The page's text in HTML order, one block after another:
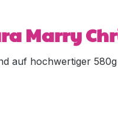
Marry
auf hochwertiger